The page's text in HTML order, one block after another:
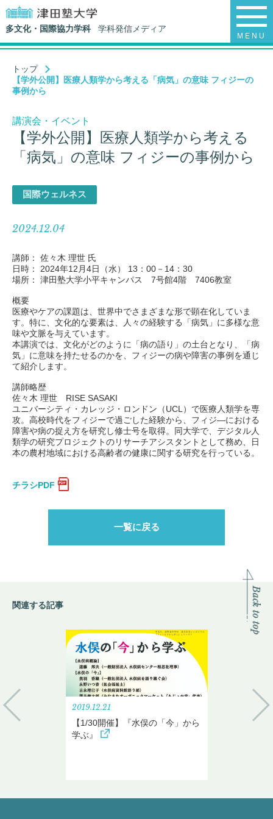
多文化・国際協力学科 学科発信メディア
MENU
トップ
【学外公開】医療人類学から考える「病気」の意味 フィジーの
事例から
講演会・イベント
【学外公開】医療人類学から考える
「病気」の意味 フィジーの事例から
国際ウェルネス
2024.12.04
講師： 佐々木 理世 氏
日時： 2024年12月4日（水） 13：00－14：30
場所： 津田塾大学小平キャンパス 7号館4階 7406教室
概要
医療やケアの課題は、世界中でさまざまな形で顕在化していま
す。特に、文化的な要素は、人々の経験する「病気」に多様な意
味や文脈を与えています。
本講演では、文化がどのように「病の語り」の土台となり、「病
気」に意味を持たせるのかを、フィジーの病や障害の事例を通じ
て紹介します。
講師略歴
佐々木 理世 RISE SASAKI
ユニバーシティ・カレッジ・ロンドン（UCL）で医療人類学を専
攻。高校時代をフィジーで過ごした経験から、フィジ—における
障害や病の捉え方を研究し修士号を取得。同大学で、デジタル人
類学の研究プロジェクトのリサーチアシスタントとして務め、日
本の農村地域における高齢者の健康に関する研究を行っている。
チラシPDF
一覧に戻る
関連する記事
2019.12.21
【1/30開催】『水俣の「今」から
学ぶ』